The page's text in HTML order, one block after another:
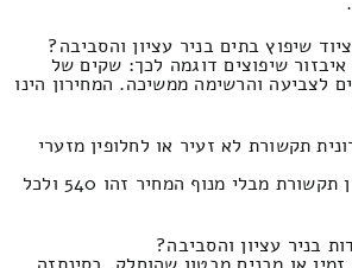
שיפוץ בתים בניר עציון והסביבה?
שיפוצים דוגמה לכך: שקים של
לצביעה והרשימה ממשיכה. המחירון הינו
תקשורת לא זעיר או לחלופין מזערי
תעריף העברה של ארון תקשורת מבלי מנוף המחיר זהו 540 ולכל
בניר עציון והסביבה?